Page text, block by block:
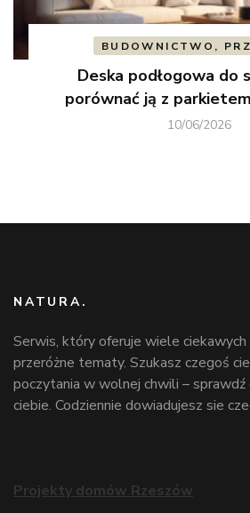
BUDOWNICTWO,
Deska podłogowa do
porównać ją z
10/06/2026
NATURA.
Serwis, który oferuje wiele ciekawych
przeróżne tematy. Szukasz czegoś
poczytania w wolnej chwili – sprawdź
ciebie. Codziennie dowiadujesz sie
Projekty domów Rzeszów